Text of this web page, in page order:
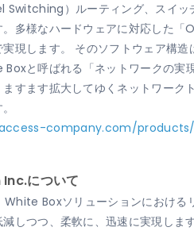
）ルーティング、スイッ
多様なハードウェアに対応した
現します。 そのソフトウェア構
と呼ばれる「ネットワークの実
ますます拡大してゆくネットワー
company.com/
について
Boxソリューションにおける
しつつ、柔軟に、迅速に実現し